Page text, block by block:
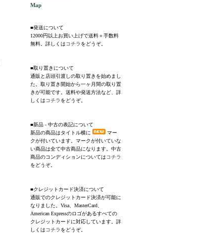
Map
■発送について
12000円以上お買い上げで送料＋手数料
無料。詳しくはコチラをどうぞ。
■取り置きについて
通販と店頭引渡しの取り置きを始めまし
た。取り置き開始から一ヶ月間の取り置
きが可能です。送料や発送方法など、詳
しくはコチラをどうぞ。
■新品 - 中古の表記について
新品の商品はタイトル横に
マー
クが付いています。マークが付いていな
い商品は全て中古商品になります。中古
商品のコンディションについてはコチラ
をどうぞ。
■クレジットカード決済について
通販でのクレジットカード決済が可能に
なりました。Visa、MasterCard、
American Expressのロゴがあるすべての
クレジットカードに対応しています。詳
しくはコチラをどうぞ。